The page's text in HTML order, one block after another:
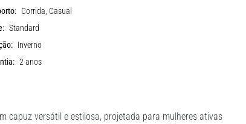
Corrida, Casual
Standard
Inverno
2 anos
capuz versátil e estilosa, projetada para mulheres ativas